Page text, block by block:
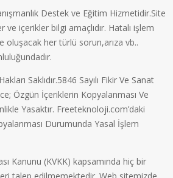
Destek ve Eğitim Hizmetidir.Site
içerikler bilgi amaçlıdır. Hatalı işlem
oluşacak her türlü sorun,arıza vb..
Saklıdır.5846 Sayılı Fikir Ve Sanat
Özgün İçeriklerin Kopyalanması Ve
Yasaktır. Freeteknoloji.com’daki
Durumunda Yasal İşlem
Kanunu (KVKK) kapsamında hiç bir